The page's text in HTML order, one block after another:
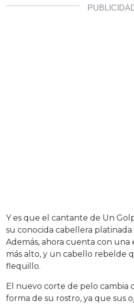
Y es que el cantante de Un
su conocida cabellera
Además, ahora cuenta con una
más alto, y un cabello rebelde
flequillo.
El nuevo corte de pelo cambia
forma de su rostro, ya que sus